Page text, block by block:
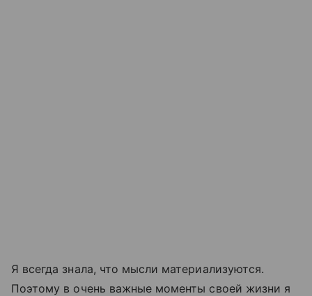
Я всегда знала, что мысли материализуются.
Поэтому в очень важные моменты своей жизни я